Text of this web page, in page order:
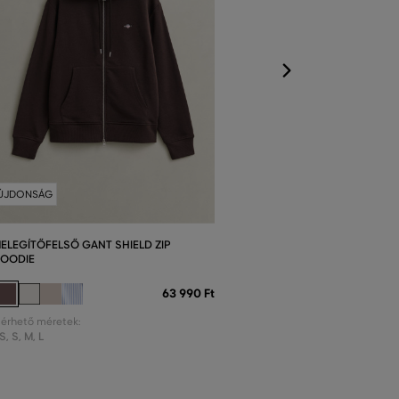
GANT SHIELD ZIP
63 990 Ft
méretek:
S M L